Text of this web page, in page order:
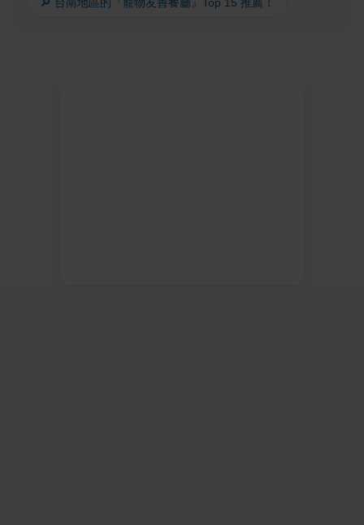
🔎 台南地區的『寵物友善餐廳』Top 15 推薦！